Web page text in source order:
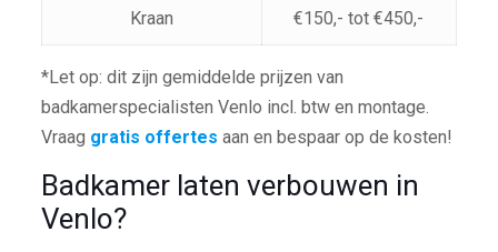
Kraan €150,- tot €450,-
*Let op: dit zijn gemiddelde prijzen van
badkamerspecialisten Venlo incl. btw en montage.
Vraag gratis offertes aan en bespaar op de kosten!
Badkamer laten verbouwen in
Venlo?